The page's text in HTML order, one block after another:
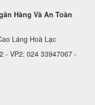
Hàng Và An Toàn
Láng Hoà Lạc
- VP2: 024 33947067 -